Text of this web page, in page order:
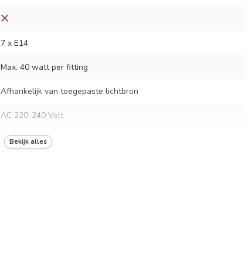
7 x E14
Max. 40 watt per fitting
Afhankelijk van toegepaste lichtbron
AC 220-240 Volt
50/60 Hz
Bekijk alles